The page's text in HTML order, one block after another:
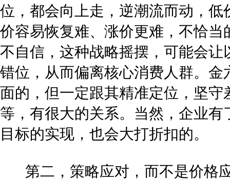
位，都会向上走，逆潮流而动，
价容易恢复难、涨价更难，不恰
不自信，这种战略摇摆，可能会
错位，从而偏离核心消费人群。
面的，但一定跟其精准定位，坚
等，有很大的关系。当然，企业
目标的实现，也会大打折扣的。
第二，策略应对，而不是价格